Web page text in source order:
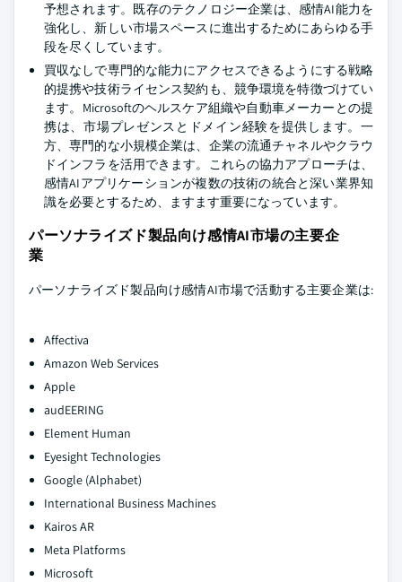
予想されます。既存のテクノロジー企業は、感情AI能力を
強化し、新しい市場スペースに進出するためにあらゆる手
段を尽くしています。
買収なしで専門的な能力にアクセスできるようにする戦略
的提携や技術ライセンス契約も、競争環境を特徴づけてい
ます。Microsoftのヘルスケア組織や自動車メーカーとの提
携は、市場プレゼンスとドメイン経験を提供します。一
方、専門的な小規模企業は、企業の流通チャネルやクラウ
ドインフラを活用できます。これらの協力アプローチは、
感情AIアプリケーションが複数の技術の統合と深い業界知
識を必要とするため、ますます重要になっています。
パーソナライズド製品向け感情AI市場の主要企
業
パーソナライズド製品向け感情AI市場で活動する主要企業は:
Affectiva
Amazon Web Services
Apple
audEERING
Element Human
Eyesight Technologies
Google (Alphabet)
International Business Machines
Kairos AR
Meta Platforms
Microsoft